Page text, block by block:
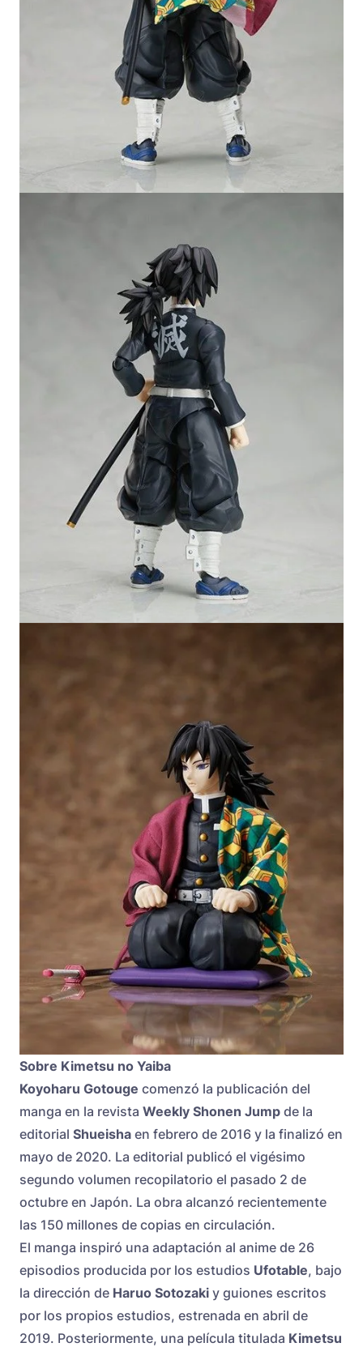
Sobre Kimetsu no Yaiba
Koyoharu Gotouge comenzó la publicación del
manga en la revista Weekly Shonen Jump de la
editorial Shueisha en febrero de 2016 y la finalizó en
mayo de 2020. La editorial publicó el vigésimo
segundo volumen recopilatorio el pasado 2 de
octubre en Japón. La obra alcanzó recientemente
las 150 millones de copias en circulación.
El manga inspiró una adaptación al anime de 26
episodios producida por los estudios Ufotable, bajo
la dirección de Haruo Sotozaki y guiones escritos
por los propios estudios, estrenada en abril de
2019. Posteriormente, una película titulada Kimetsu